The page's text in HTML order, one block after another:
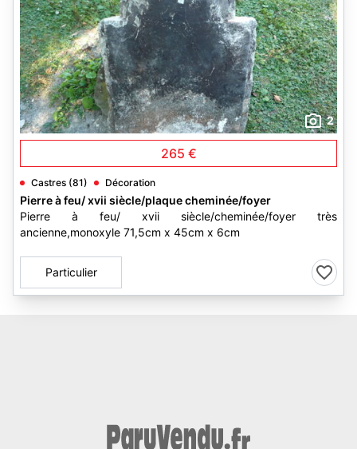
2
265 €
Castres (81) Décoration
Pierre à feu/ xvii siècle/plaque cheminée/foyer
Pierre à feu/ xvii siècle/cheminée/foyer très
ancienne,monoxyle 71,5cm x 45cm x 6cm
Particulier